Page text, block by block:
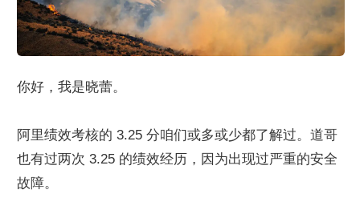
你好，我是晓蕾。
阿里绩效考核的 3.25 分咱们或多或少都了解过。道哥
也有过两次 3.25 的绩效经历，因为出现过严重的安全
故障。